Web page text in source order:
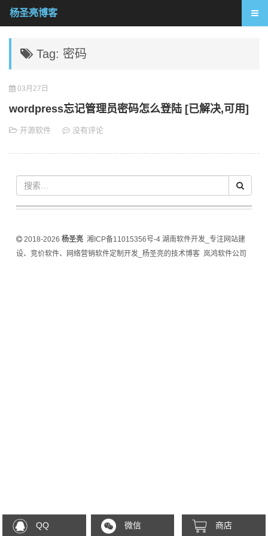
Tag: 密码
03月27日
wordpress忘记管理员密码怎么登陆 [已解决,可用]
开源软件 没有评论
2018-2026 杨圣亮 湘ICP备11015356号-4湖南软件开发_专注网站建
设、竞价软件、网络营销软件定制开发_杨圣亮的技术博客 岚鸿软件公司
QQ 微信 商店
杨圣亮博客